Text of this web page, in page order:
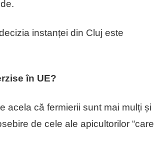
instanței din Cluj este
în UE?
acela că fermierii sunt mai mulți și
de cele ale apicultorilor “care